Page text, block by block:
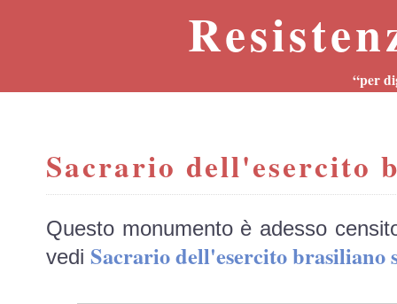
“per
Sacrario dell'esercito
Questo monumento è adesso
vedi Sacrario dell'esercito brasiliano